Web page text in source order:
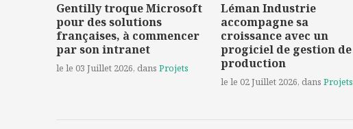
Gentilly troque Microsoft
pour des solutions
françaises, à commencer
par son intranet
le le 03 Juillet 2026, dans Projets
Léman Industrie
accompagne sa
croissance avec un
progiciel de gestion de
production
le le 02 Juillet 2026, dans Projets